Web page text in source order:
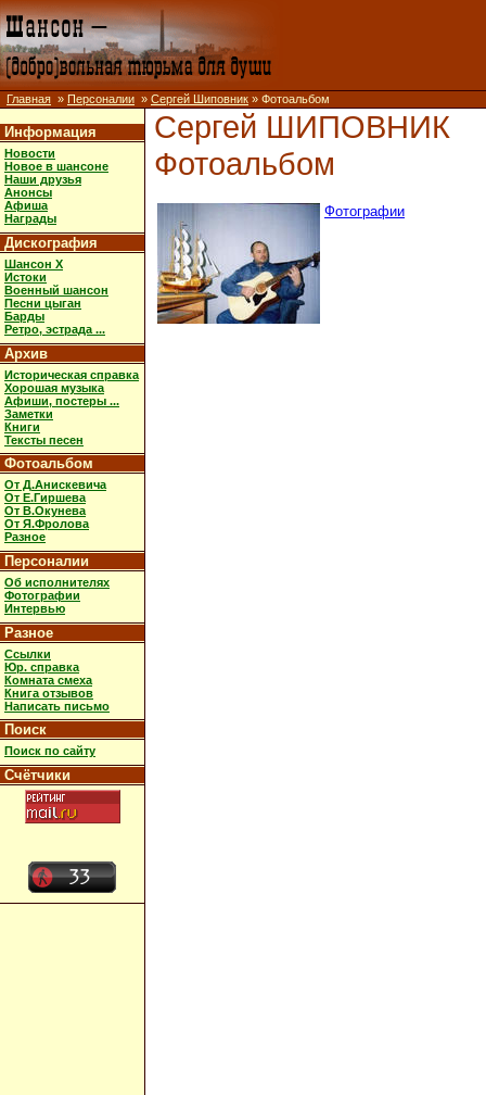
Главная » Персоналии » Сергей Шиповник » Фотоальбом
Информация
Новости
Новое в шансоне
Наши друзья
Анонсы
Афиша
Награды
Дискография
Шансон X
Истоки
Военный шансон
Песни цыган
Барды
Ретро, эстрада ...
Архив
Историческая справка
Хорошая музыка
Афиши, постеры ...
Заметки
Книги
Тексты песен
Фотоальбом
От Д.Анискевича
От Е.Гиршева
От В.Окунева
От Я.Фролова
Разное
Персоналии
Об исполнителях
Фотографии
Интервью
Разное
Ссылки
Юр. справка
Комната смеха
Книга отзывов
Написать письмо
Поиск
Поиск по сайту
Счётчики
Сергей ШИПОВНИК
Фотоальбом
Фотографии